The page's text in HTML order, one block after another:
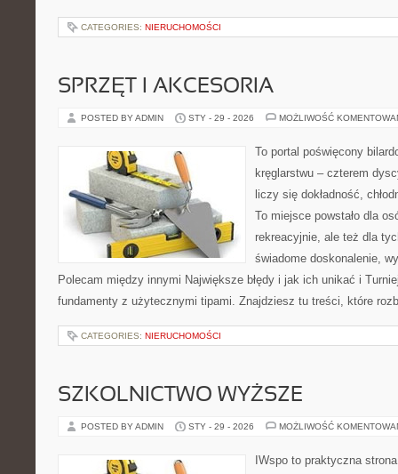
CATEGORIES: NIERUCHOMOŚCI
SPRZĘT I AKCESORIA
POSTED BY ADMIN STY - 29 - 2026 MOŻLIWOŚĆ
To portal poświęcony
kręglarstwu – czterem
liczy się dokładność,
To miejsce powstało dla
rekreacyjnie, ale też dla
świadome doskonalenie,
Polecam między innymi Największe błędy i jak ich unikać i
fundamenty z użytecznymi tipami. Znajdziesz tu treści, które
CATEGORIES: NIERUCHOMOŚCI
SZKOLNICTWO WYŻSZE
POSTED BY ADMIN STY - 29 - 2026 MOŻLIWOŚĆ
IWspo to praktyczna